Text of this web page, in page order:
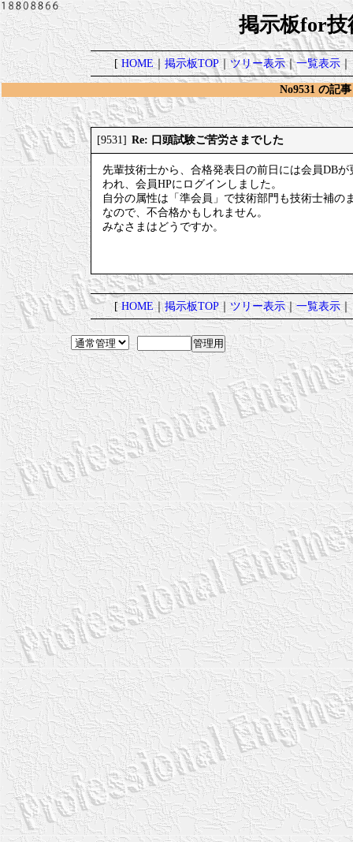
掲示板for技
[HOME｜掲示板TOP｜ツリー表示｜一覧表示｜
No9531 の記事
[9531] Re: 口頭試験ご苦労さまでした
先輩技術士から、合格発表日の前日には会員DB
われ、会員HPにログインしました。
自分の属性は「準会員」で技術部門も技術士補の
なので、不合格かもしれません。
みなさまはどうですか。
[HOME｜掲示板TOP｜ツリー表示｜一覧表示｜